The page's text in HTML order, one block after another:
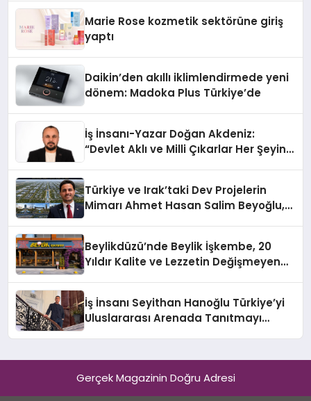
Marie Rose kozmetik sektörüne giriş
yaptı
Daikin’den akıllı iklimlendirmede yeni
dönem: Madoka Plus Türkiye’de
İş İnsanı-Yazar Doğan Akdeniz:
“Devlet Aklı ve Milli Çıkarlar Her Şeyin
Türkiye ve Irak’taki Dev Projelerin
Mimarı Ahmet Hasan Salim Beyoğlu,
Hayata Geçirecek
Beylikdüzü’nde Beylik İşkembe, 20
Yıldır Kalite ve Lezzetin Değişmeyen
İş İnsanı Seyithan Hanoğlu Türkiye’yi
Uluslararası Arenada Tanıtmayı
Gerçek Magazinin Doğru Adresi